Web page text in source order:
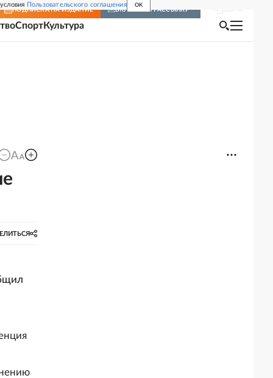
Пользовательского соглашения OK
ПОДПИСКА НА ИЗДАНИЕ ВКЛЮЧИТЬ РАССЫЛКУ
СпортКультура